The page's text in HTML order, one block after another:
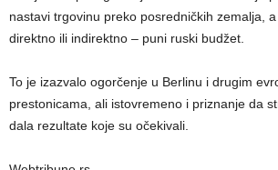
nastavi trgovinu preko posredničkih zemalja,
direktno ili indirektno – puni ruski budžet.
To je izazvalo ogorčenje u Berlinu i drugim
prestonicama, ali istovremeno i priznanje da
dala rezultate koje su očekivali.